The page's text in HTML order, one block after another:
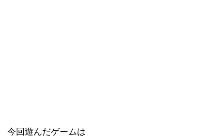
今回遊んだゲームは